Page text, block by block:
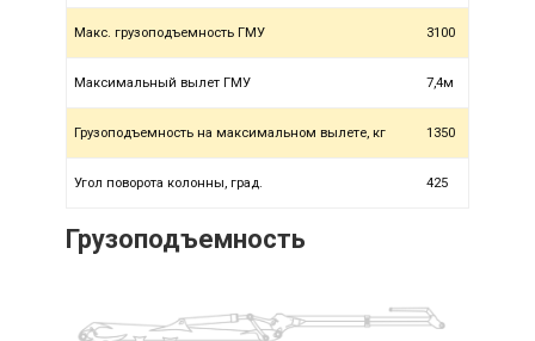
Макс. грузоподъемность ГМУ 3100
Максимальный вылет ГМУ 7,4м
Грузоподъемность на максимальном вылете, кг 1350
Угол поворота колонны, град. 425
Грузоподъемность